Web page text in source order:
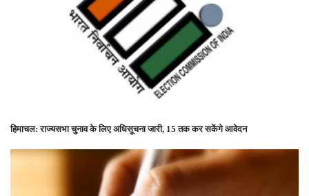
हिमाचल: राज्यसभा चुनाव के लिए अधिसूचना जारी, 15 तक कर सकेंगे आवेदन